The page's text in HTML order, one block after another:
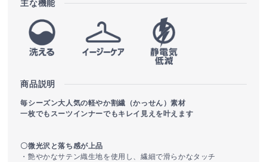
主な機能
商品説明
毎シーズン大人気の軽やか割繊（かっせん）素材
一枚でもスーツインナーでもキレイ見えを叶えます
〇微光沢と落ち感が上品
・艶やかなサテン織生地を使用し、繊細で滑らかなタッチ